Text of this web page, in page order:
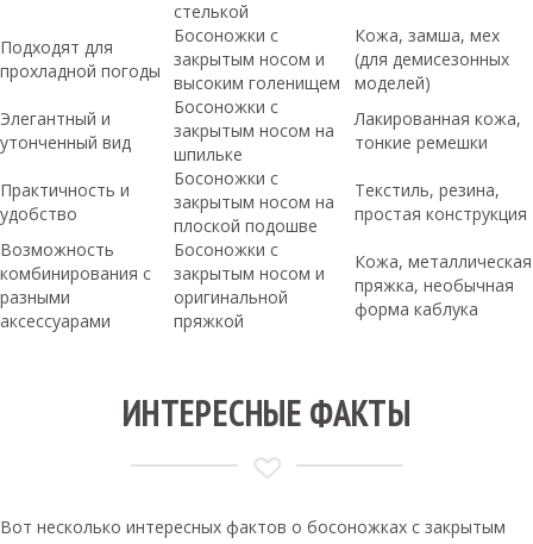
стелькой
Подходят для
прохладной погоды
Босоножки с
закрытым носом и
высоким голенищем
Кожа, замша, мех
(для демисезонных
моделей)
Элегантный и
утонченный вид
Босоножки с
закрытым носом на
шпильке
Лакированная кожа,
тонкие ремешки
Практичность и
удобство
Босоножки с
закрытым носом на
плоской подошве
Текстиль, резина,
простая конструкция
Возможность
комбинирования с
разными
аксессуарами
Босоножки с
закрытым носом и
оригинальной
пряжкой
Кожа, металлическая
пряжка, необычная
форма каблука
ИНТЕРЕСНЫЕ ФАКТЫ
Вот несколько интересных фактов о босоножках с закрытым